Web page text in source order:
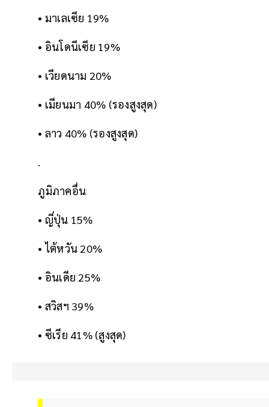
• มาเลเซีย 19%
• อินโดนีเซีย 19%
• เวียดนาม 20%
• เมียนมา 40% (รองสูงสุด)
• ลาว 40% (รองสูงสุด)
.
ภูมิภาคอื่น
• ญี่ปุ่น 15%
• ไต้หวัน 20%
• อินเดีย 25%
• สวิสฯ 39%
• ซีเรีย 41% (สูงสุด)